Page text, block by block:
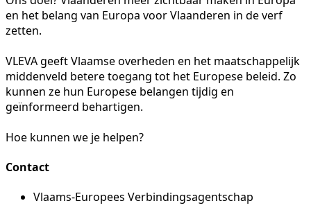
en het belang van Europa voor Vlaanderen in de verf
zetten.
VLEVA geeft Vlaamse overheden en het maatschappelijk
middenveld betere toegang tot het Europese beleid. Zo
kunnen ze hun Europese belangen tijdig en
geïnformeerd behartigen.
Hoe kunnen we je helpen?
Contact
Vlaams-Europees Verbindingsagentschap